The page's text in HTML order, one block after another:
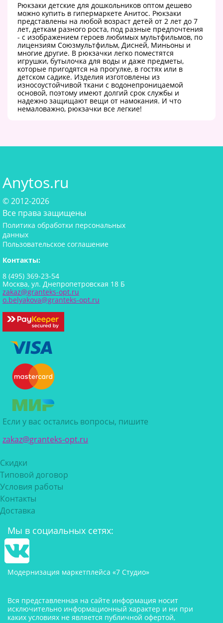
Рюкзаки детские для дошкольников оптом дешево
можно купить в гипермаркете Анитос. Рюкзаки
представлены на любой возраст детей от 2 лет до 7
лет, деткам разного роста, под разные предпочтения
- с изображением героев любимых мультфильмов, по
лицензиям Союзмультфильм, Дисней, Миньоны и
многие другие. В рюкзачки легко поместятся
игрушки, бутылочка для воды и даже предметы,
которые пригодятся на прогулке, в гостях или в
детском садике. Изделия изготовлены из
износоустойчивой ткани с водонепроницаемой
основой, поэтому имеют долгий срок службы и
надежно защищают вещи от намокания. И что
немаловажно, рюкзачки все легкие!
Anytos.ru
© 2012-2026
Все права защищены
Политика обработки персональных
данных
Пользовательское соглашение
Контакты:
8 (495) 369-23-54
Москва, ул. Днепропетровская 18 Б
zakaz@granteks-opt.ru
o.belyakova@granteks-opt.ru
Если у вас остались вопросы, пишите
zakaz@granteks-opt.ru
Скидки
Типовой договор
Условия работы
Контакты
Доставка
Мы в социальных сетях:
Модернизация маркетплейса «7 Студио»
Вся представленная на сайте информация носит
исключительно информационный характер и ни при
каких условиях не является публичной офертой,